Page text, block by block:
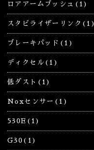
ロアアームブッシュ(1)
スタビライザーリンク(1)
ブレーキパッド(1)
ディクセル(1)
低ダスト(1)
Noxセンサー(1)
530E(1)
G30(1)